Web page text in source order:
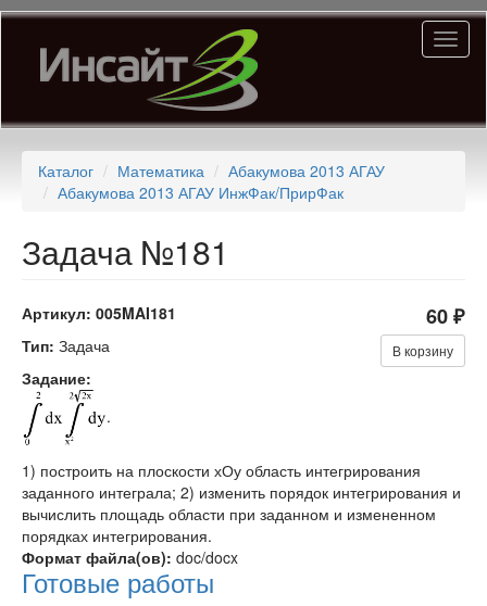
Перейти
основному
содержанию
Каталог Математика
Абакумова 2013 АГАУ
Абакумова 2013 АГАУ ИнжФак/ПрирФак
Задача №181
Артикул: 005MAI181 60 ₽
В корзину
Тип: Задача
Задание:
.
1) построить на плоскости хОу область интегрирования
заданного интеграла; 2) изменить порядок интегрирования и
вычислить площадь области при заданном и измененном
порядках интегрирования.
Формат файла(ов): doc/docx
Готовые работы